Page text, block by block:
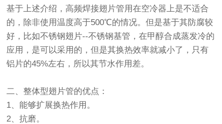
基于上述介绍，高频焊接翅片管用在空冷器上是不适合
的，除非使用温度高于500℃的情况。但是基于其防腐较
好，比如不锈钢翅片--不锈钢基管，在甲醇合成蒸发冷的
应用，是可以采用的，但是其换热效率就减小了，只有
铝片的45%左右，所以其节水作用差。
二、整体型翅片管的优点：
1、能够扩展换热作用。
2、抗磨。